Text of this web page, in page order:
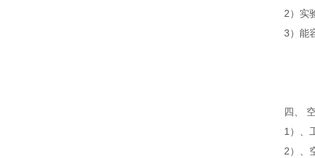
2）实
3）能
四、
1）、
2）、